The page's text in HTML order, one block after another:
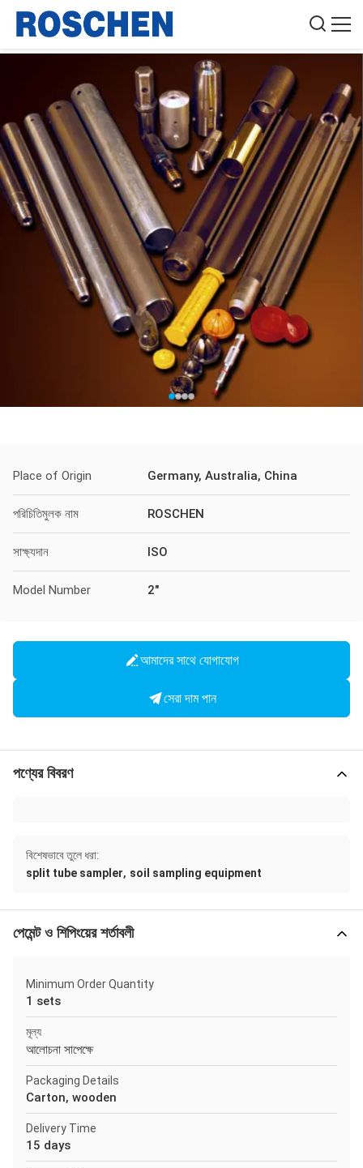
Place of Origin Germany, Australia, China
পরিচিতিমুলক নাম ROSCHEN
সাক্ষ্যদান ISO
Model Number 2"
আমাদের সাথে যোগাযোগ
সেরা দাম পান
পণ্যের বিবরণ
বিশেষভাবে তুলে ধরা:
split tube sampler, soil sampling equipment
পেমেন্ট ও শিপিংয়ের শর্তাবলী
Minimum Order Quantity
1 sets
মূল্য
আলোচনা সাপেক্ষে
Packaging Details
Carton, wooden
Delivery Time
15 days